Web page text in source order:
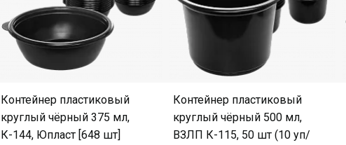
Контейнер пластиковый
круглый чёрный 375 мл,
К-144, Юпласт [648 шт]
Контейнер пластиковый
круглый чёрный 500 мл,
ВЗЛП К-115, 50 шт (10 уп/